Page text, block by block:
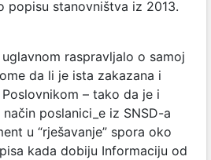
popisu stanovništva iz 2013.
raspravljalo o samoj
da li je ista zakazana i
– tako da je i
poslanici_e iz SNSD-a
u “rješavanje” spora oko
kada dobiju Informaciju od